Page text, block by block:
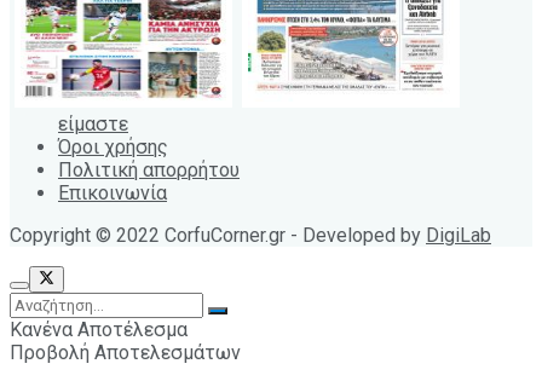
είμαστε
Όροι χρήσης
Πολιτική απορρήτου
Επικοινωνία
Copyright © 2022 CorfuCorner.gr - Developed by DigiLab
Κανένα Αποτέλεσμα
Προβολή Αποτελεσμάτων